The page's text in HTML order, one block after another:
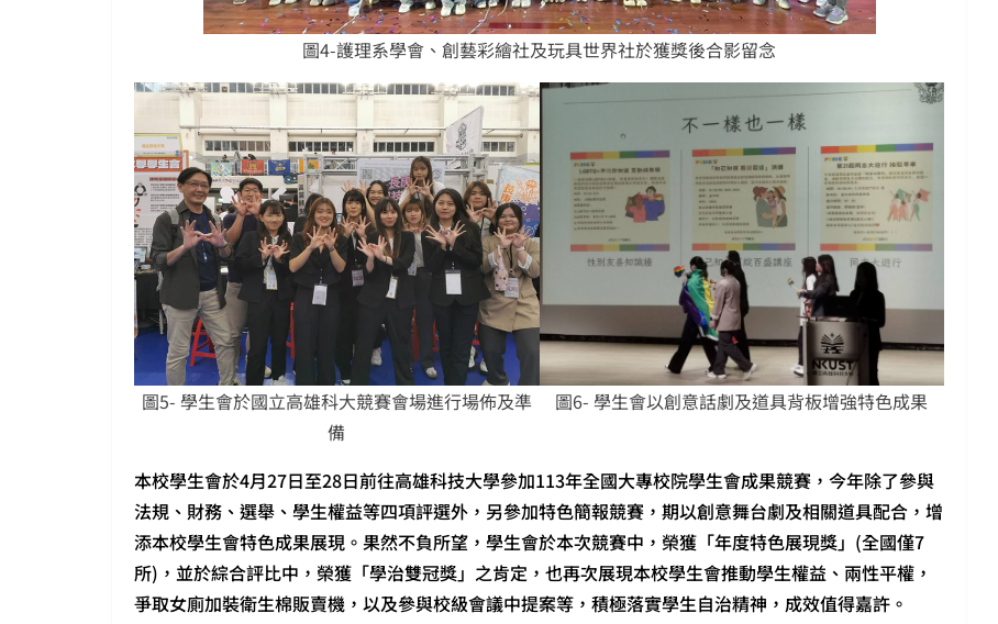
圖4-護理系學會、創藝彩繪社及玩具世界社於獲獎後合影留念
圖5- 學生會於國立高雄科大競賽會場進行場佈及準
備
圖6- 學生會以創意話劇及道具背板增強特色成果
本校學生會於4月27日至28日前往高雄科技大學參加113年全國大專校院學生會成果競賽，今年除了參與
法規、財務、選舉、學生權益等四項評選外，另參加特色簡報競賽，期以創意舞台劇及相關道具配合，增
添本校學生會特色成果展現。果然不負所望，學生會於本次競賽中，榮獲「年度特色展現獎」(全國僅7
所)，並於綜合評比中，榮獲「學治雙冠獎」之肯定，也再次展現本校學生會推動學生權益、兩性平權，
爭取女廁加裝衛生棉販賣機，以及參與校級會議中提案等，積極落實學生自治精神，成效值得嘉許。